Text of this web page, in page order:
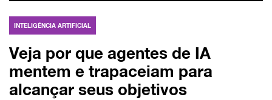
INTELIGÊNCIA ARTIFICIAL
Veja por que agentes de IA
mentem e trapaceiam para
alcançar seus objetivos